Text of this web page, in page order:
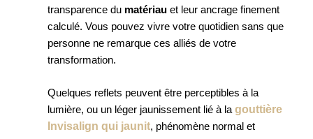
transparence du matériauet leur ancrage finement
calculé. Vous pouvez vivre votre quotidien sans que
personne ne remarque ces alliés de votre
transformation.
Quelques reflets peuvent être perceptibles à la
lumière, ou un léger jaunissement lié à lagouttière
Invisalign qui jaunit, phénomène normal et